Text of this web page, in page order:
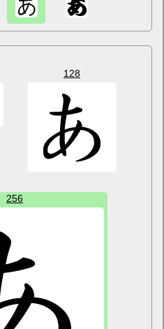
128
256